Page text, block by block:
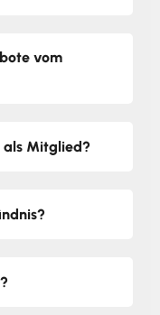
vom
als Mitglied?